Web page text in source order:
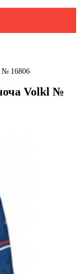
№ 16806
Volkl №